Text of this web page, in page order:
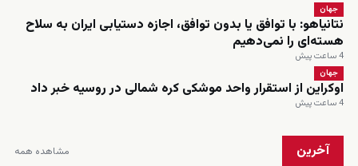
جهان
نتانیاهو: با توافق یا بدون توافق، اجازه دستیابی ایران به سلاح
هسته‌ای را نمی‌دهیم
4 ساعت پیش
جهان
اوکراین از استقرار واحد موشکی کره شمالی در روسیه خبر داد
4 ساعت پیش
آخرین مشاهده همه